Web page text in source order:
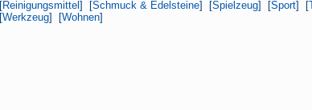
[Reinigungsmittel ] [Schmuck & Edelsteine] [Spielzeug] [Sport] [
[Werkzeug] [Wohnen]